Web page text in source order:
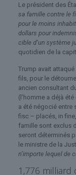
Le président des
sa famille contre le
pour le moins
dollars pour
cible d’un système
quotidien de la
Trump avait
fils, pour le
ancien consultant
(l’homme a déjà
a été négocié entre
fisc – placés, in
famille sont exclus
seront déterminés
le ministre de la
n’importe lequel de
1,776 milliard